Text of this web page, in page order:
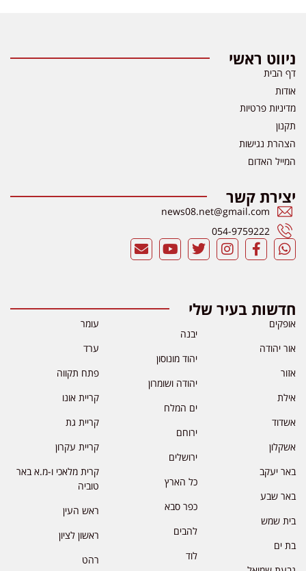
ניווט ראשי
דף הבית
אודות
מדיניות פרטיות
תקנון
הצהרת נגישות
המייל האדום
יצירת קשר
news08.net@gmail.com
054-9759222
חדשות בעיר שלי
אופקים
אור יהודה
אזור
אילת
אשדוד
אשקלון
באר יעקב
באר שבע
בית שמש
בת ים
יבנה
יהוד מונוסון
יהודה ושומרון
ים המלח
ירוחם
ירושלים
כל הארץ
כפר סבא
להבים
לוד
עומר
ערד
פתח תקווה
קריית אונו
קריית גת
קריית עקרון
קרית מלאכי ו-מ.א באר
טוביה
ראש העין
ראשון לציון
רהט